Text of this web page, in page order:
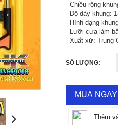
- Chiều rộng
- Độ dày khung:
- Hình dạng
- Lưỡi cưa làm
- Xuất xứ: Trung
SỐ LƯỢNG:
MUA NGAY
Thêm